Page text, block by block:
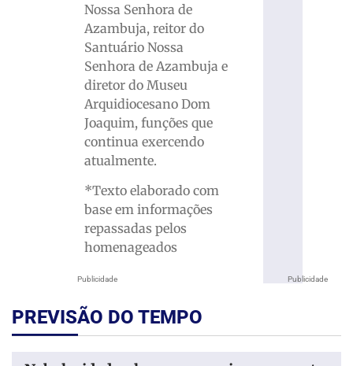
Publicidade
Nossa Senhora de
Azambuja, reitor do
Santuário Nossa
Senhora de Azambuja e
diretor do Museu
Arquidiocesano Dom
Joaquim, funções que
continua exercendo
atualmente.
*Texto elaborado com
base em informações
repassadas pelos
homenageados
Publicidade
PREVISÃO DO TEMPO